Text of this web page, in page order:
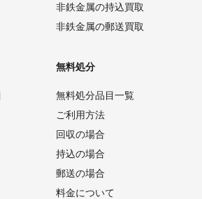
非鉄金属の持込買取
非鉄金属の郵送買取
無料処分
無料処分品目一覧
ご利用方法
回収の場合
持込の場合
郵送の場合
料金について